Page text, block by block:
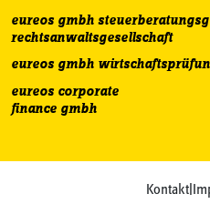
eureos gmbh
rechtsanwaltsgesellschaft
eureos gmbh
eureos corporate
finance gmbh
Kontakt|